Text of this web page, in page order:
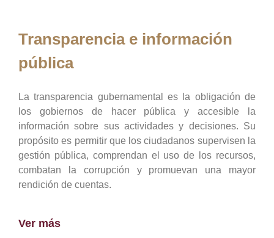
Transparencia e información
pública
La transparencia gubernamental es la obligación de
los gobiernos de hacer pública y accesible la
información sobre sus actividades y decisiones. Su
propósito es permitir que los ciudadanos supervisen la
gestión pública, comprendan el uso de los recursos,
combatan la corrupción y promuevan una mayor
rendición de cuentas.
Ver más